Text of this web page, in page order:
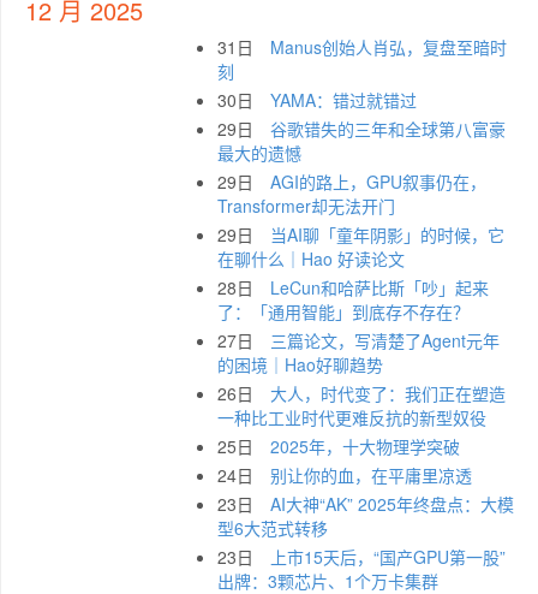
12 月 2025
31日
Manus创始人肖弘，复盘至暗时
刻
30日
YAMA：错过就错过
29日
谷歌错失的三年和全球第八富豪
最大的遗憾
29日
AGI的路上，GPU叙事仍在，
Transformer却无法开门
29日
当AI聊「童年阴影」的时候，它
在聊什么｜Hao 好读论文
28日
LeCun和哈萨比斯「吵」起来
了：「通用智能」到底存不存在？
27日
三篇论文，写清楚了Agent元年
的困境｜Hao好聊趋势
26日
大人，时代变了：我们正在塑造
一种比工业时代更难反抗的新型奴役
25日
2025年，十大物理学突破
24日
别让你的血，在平庸里凉透
23日
AI大神“AK” 2025年终盘点：大模
型6大范式转移
23日
上市15天后，“国产GPU第一股”
出牌：3颗芯片、1个万卡集群